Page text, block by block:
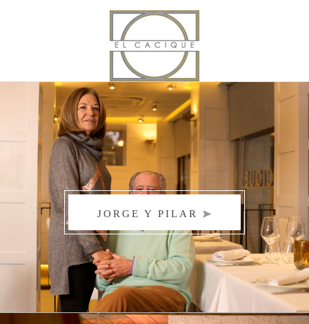
DEL CACIQUE
LOCALIZACIÓN
40 AÑOS
RESERVA ONLINE
JORGE Y PILAR